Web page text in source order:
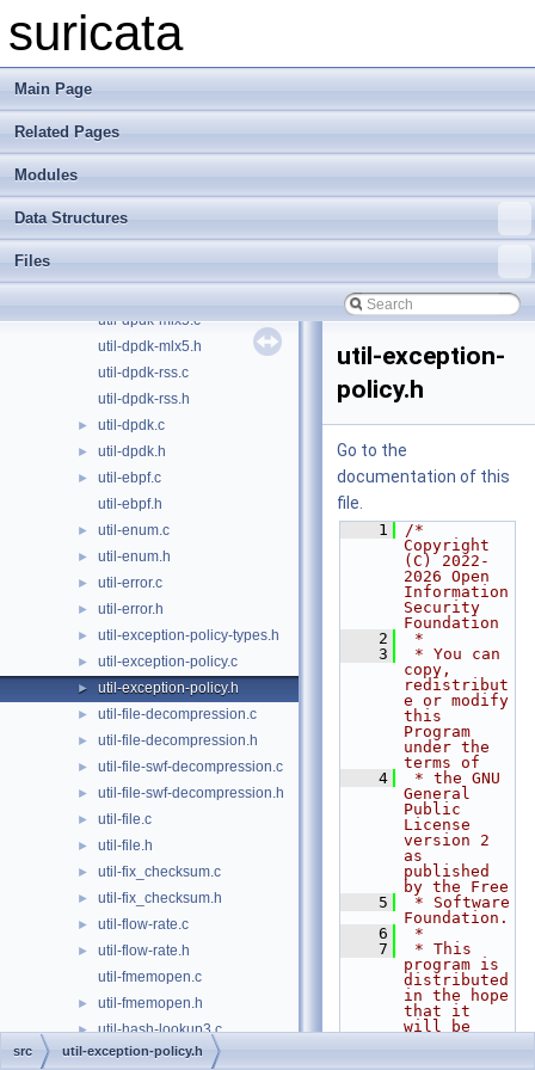
suricata
Main Page
Related Pages
Modules
Data Structures
Files
►
util-device.h
util-dpdk-common.c
util-dpdk-common.h
util-dpdk-ice.c
util-dpdk-ice.h
util-dpdk-mlx5.c
util-dpdk-mlx5.h
util-dpdk-rss.c
util-dpdk-rss.h
► util-dpdk.c
► util-dpdk.h
►
util-ebpf.c
util-ebpf.h
► util-enum.c
► util-enum.h
► util-error.c
► util-error.h
► util-exception-policy-types.h
► util-exception-policy.c
► util-exception-policy.h
► util-file-decompression.c
► util-file-decompression.h
► util-file-swf-decompression.c
► util-file-swf-decompression.h
► util-file.c
► util-file.h
► util-fix_checksum.c
► util-fix_checksum.h
► util-flow-rate.c
►
util-flow-rate.h
util-fmemopen.c
► util-fmemopen.h
► util-hash-lookup3.c
► util-hash-lookup3.h
util-exception-
policy.h
Go to the
documentation of this
file.
    1
/*
Copyright
(C) 2022-
2026 Open
Information
Security
Foundation
    2
*
    3
* You can
copy,
redistribut
e or modify
this
Program
under the
terms of
    4
* the GNU
General
Public
License
version 2
as
published
by the Free
    5
* Software
Foundation.
    6
*
    7
* This
program is
distributed
in the hope
that it
will be
src util-exception-policy.h